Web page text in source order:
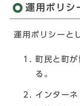
運用ポリシ
運用ポリシーと
町民と町
る。
インター